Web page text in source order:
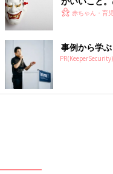
と。もうひと
赤ちゃん・育
事例から学ぶ
PR(KeeperSecurity)